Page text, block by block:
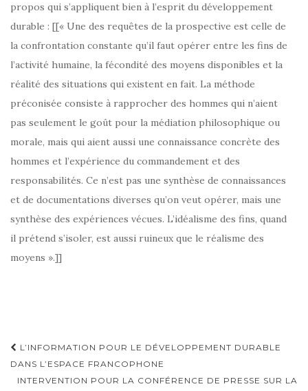
propos qui s’appliquent bien à l’esprit du développement
durable : [[« Une des requêtes de la prospective est celle de
la confrontation constante qu’il faut opérer entre les fins de
l’activité humaine, la fécondité des moyens disponibles et la
réalité des situations qui existent en fait. La méthode
préconisée consiste à rapprocher des hommes qui n’aient
pas seulement le goût pour la médiation philosophique ou
morale, mais qui aient aussi une connaissance concrète des
hommes et l’expérience du commandement et des
responsabilités. Ce n’est pas une synthèse de connaissances
et de documentations diverses qu’on veut opérer, mais une
synthèse des expériences vécues. L’idéalisme des fins, quand
il prétend s’isoler, est aussi ruineux que le réalisme des
moyens ».]]
Navigation
d'article
L’INFORMATION POUR LE DÉVELOPPEMENT DURABLE
DANS L’ESPACE FRANCOPHONE
INTERVENTION POUR LA CONFÉRENCE DE PRESSE SUR LA